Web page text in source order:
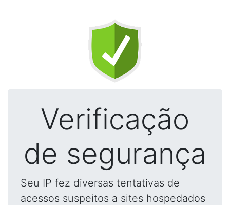
Verificação
de segurança
Seu IP fez diversas tentativas de
acessos suspeitos a sites hospedados